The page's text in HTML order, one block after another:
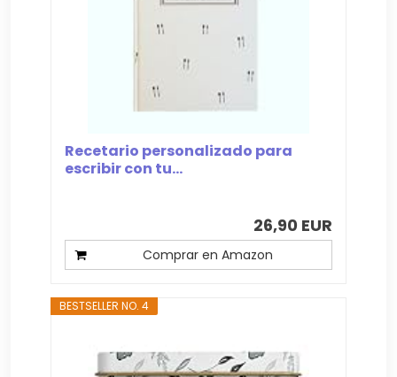
Recetario personalizado para
escribir con tu...
26,90 EUR
Comprar en Amazon
BESTSELLER NO. 4